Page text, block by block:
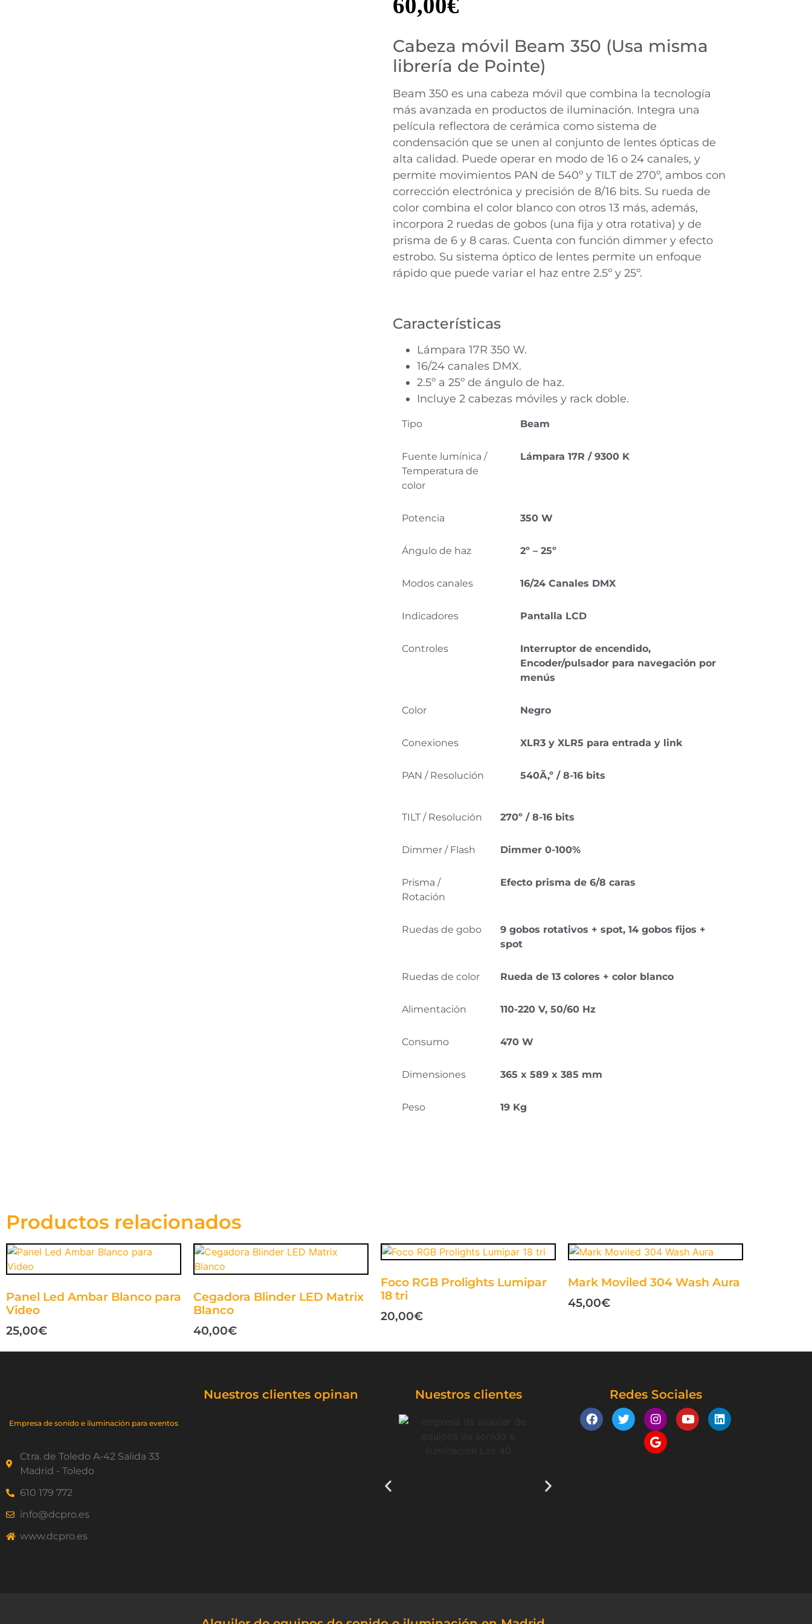
Cabeza móvil Beam 350 (Usa misma
librería de Pointe)
Beam 350 es una cabeza móvil que combina la tecnología
más avanzada en productos de iluminación. Integra una
película reflectora de cerámica como sistema de
condensación que se unen al conjunto de lentes ópticas de
alta calidad. Puede operar en modo de 16 o 24 canales, y
permite movimientos PAN de 540º y TILT de 270º, ambos con
corrección electrónica y precisión de 8/16 bits. Su rueda de
color combina el color blanco con otros 13 más, además,
incorpora 2 ruedas de gobos (una fija y otra rotativa) y de
prisma de 6 y 8 caras. Cuenta con función dimmer y efecto
estrobo. Su sistema óptico de lentes permite un enfoque
rápido que puede variar el haz entre 2.5º y 25º.
Características
Lámpara 17R 350 W.
16/24 canales DMX.
2.5º a 25º de ángulo de haz.
Incluye 2 cabezas móviles y rack doble.
Tipo Beam
Fuente lumínica /
Temperatura de
color
Lámpara 17R / 9300 K
Potencia 350 W
Ángulo de haz 2º – 25º
Modos canales 16/24 Canales DMX
Indicadores Pantalla LCD
Controles
Interruptor de encendido,
Encoder/pulsador para navegación por
menús
Color Negro
Conexiones XLR3 y XLR5 para entrada y link
PAN / Resolución 540Ã‚º / 8-16 bits
TILT / Resolución 270º / 8-16 bits
Dimmer / Flash Dimmer 0-100%
Prisma /
Rotación
Efecto prisma de 6/8 caras
Ruedas de gobo
9 gobos rotativos + spot, 14 gobos fijos +
spot
Ruedas de color Rueda de 13 colores + color blanco
Alimentación 110-220 V, 50/60 Hz
Consumo 470 W
Dimensiones 365 x 589 x 385 mm
Peso 19 Kg
Productos relacionados
Panel Led Ambar Blanco para
Video
25,00€
Cegadora Blinder LED Matrix
Blanco
40,00€
Foco RGB Prolights Lumipar
18 tri
20,00€
Mark Moviled 304 Wash Aura
45,00€
Empresa de sonido e iluminación para eventos
Ctra. de Toledo A-42 Salida 33
Madrid - Toledo
610 179 772
info@dcpro.es
www.dcpro.es
Nuestros clientes opinan Nuestros clientes Redes Sociales